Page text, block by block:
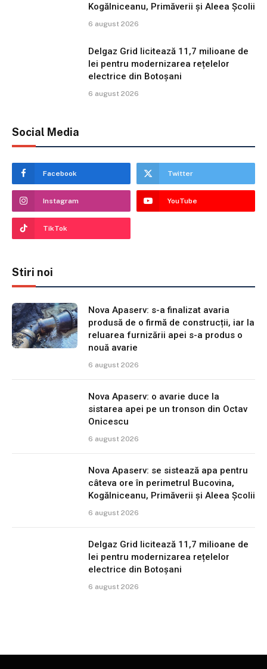
Kogălniceanu, Primăverii și Aleea Școlii
6 august 2026
Delgaz Grid licitează 11,7 milioane de
lei pentru modernizarea rețelelor
electrice din Botoșani
6 august 2026
Social Media
Facebook Twitter
Instagram YouTube
TikTok
Stiri noi
Nova Apaserv: s-a finalizat avaria
produsă de o firmă de construcții, iar la
reluarea furnizării apei s-a produs o
nouă avarie
6 august 2026
Nova Apaserv: o avarie duce la
sistarea apei pe un tronson din Octav
Onicescu
6 august 2026
Nova Apaserv: se sistează apa pentru
câteva ore în perimetrul Bucovina,
Kogălniceanu, Primăverii și Aleea Școlii
6 august 2026
Delgaz Grid licitează 11,7 milioane de
lei pentru modernizarea rețelelor
electrice din Botoșani
6 august 2026